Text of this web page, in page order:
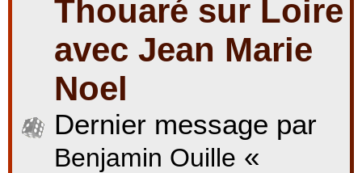
Thouaré sur Loire
avec Jean Marie
Noel
Dernier message par
Benjamin Ouille «